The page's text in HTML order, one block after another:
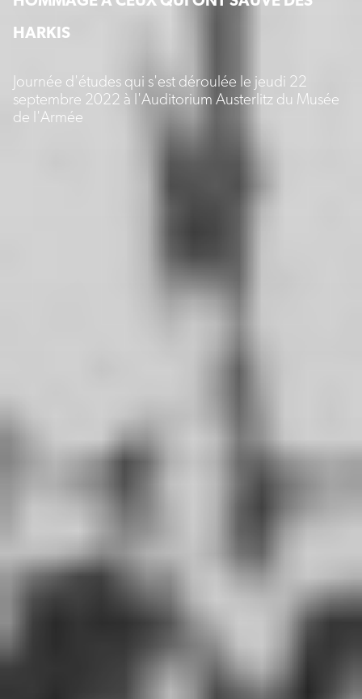
HARKIS
Journée d'études qui s'est déroulée le jeudi 22
septembre 2022 à l'Auditorium Austerlitz du Musée
de l'Armée